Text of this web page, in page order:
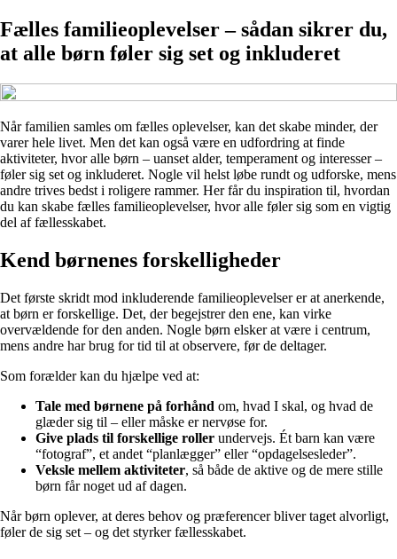
Fælles familieoplevelser – sådan sikrer du,
at alle børn føler sig set og inkluderet
Når familien samles om fælles oplevelser, kan det skabe minder, der
varer hele livet. Men det kan også være en udfordring at finde
aktiviteter, hvor alle børn – uanset alder, temperament og interesser –
føler sig set og inkluderet. Nogle vil helst løbe rundt og udforske, mens
andre trives bedst i roligere rammer. Her får du inspiration til, hvordan
du kan skabe fælles familieoplevelser, hvor alle føler sig som en vigtig
del af fællesskabet.
Kend børnenes forskelligheder
Det første skridt mod inkluderende familieoplevelser er at anerkende,
at børn er forskellige. Det, der begejstrer den ene, kan virke
overvældende for den anden. Nogle børn elsker at være i centrum,
mens andre har brug for tid til at observere, før de deltager.
Som forælder kan du hjælpe ved at:
Tale med børnene på forhånd om, hvad I skal, og hvad de
glæder sig til – eller måske er nervøse for.
Give plads til forskellige roller undervejs. Ét barn kan være
“fotograf”, et andet “planlægger” eller “opdagelsesleder”.
Veksle mellem aktiviteter, så både de aktive og de mere stille
børn får noget ud af dagen.
Når børn oplever, at deres behov og præferencer bliver taget alvorligt,
føler de sig set – og det styrker fællesskabet.